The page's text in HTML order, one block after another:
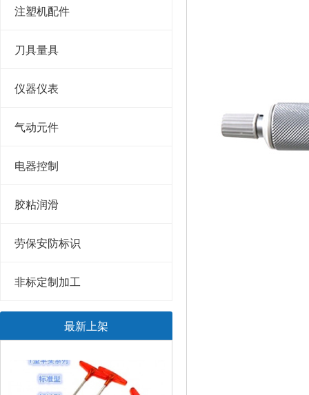
注塑机配件
刀具量具
仪器仪表
气动元件
电器控制
胶粘润滑
劳保安防标识
非标定制加工
最新上架